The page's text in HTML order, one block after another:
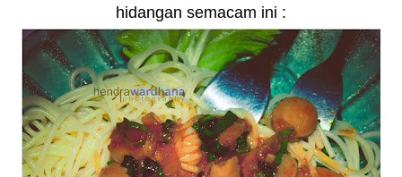
hidangan semacam ini :